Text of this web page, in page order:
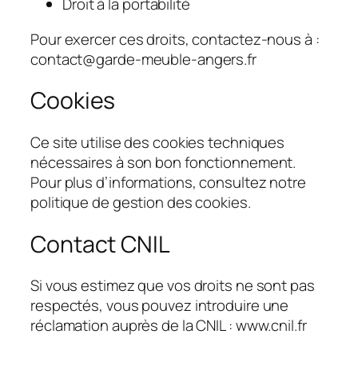
Pour exercer ces droits, contactez-nous à :
contact@garde-meuble-angers.fr
Cookies
Ce site utilise des cookies techniques
nécessaires à son bon fonctionnement.
Pour plus d’informations, consultez notre
politique de gestion des cookies.
Contact CNIL
Si vous estimez que vos droits ne sont pas
respectés, vous pouvez introduire une
réclamation auprès de la CNIL : www.cnil.fr